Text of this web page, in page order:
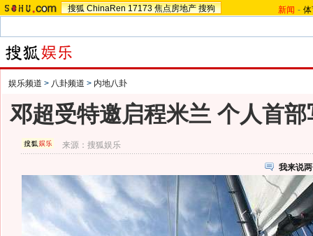
搜狐 ChinaRen 17173 焦点房地产 搜狗 新闻 -
娱乐频道 > 八卦频道 > 内地八卦
邓超受特邀启程米兰 个人首
来源：搜狐娱乐
我来说